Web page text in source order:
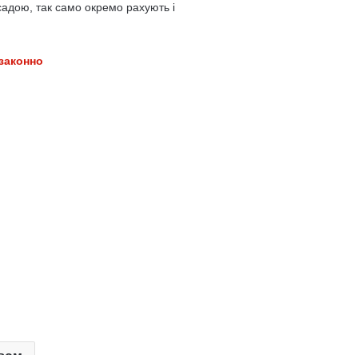
так само окремо рахують і